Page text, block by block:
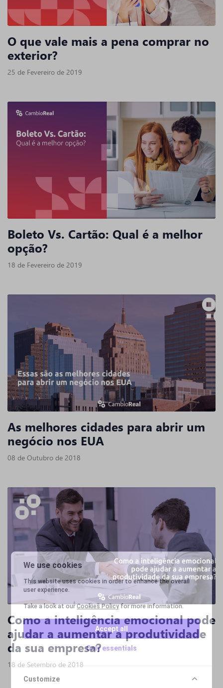
O que vale mais a pena comprar no
exterior?
25 de Fevereiro de 2019
Boleto Vs. Cartão: Qual é a melhor
opção?
18 de Fevereiro de 2019
As melhores cidades para abrir um
negócio nos EUA
08 de Outubro de 2018
Como a inteligência emocional pode
ajudar a aumentar a produtividade
da sua empresa?
18 de Setembro de 2018
We use cookies
This website uses cookies in order to enhance the overall
user experience.
Take a look at ourCookies Policyfor more information.
Accept all
Only essentials
Customize